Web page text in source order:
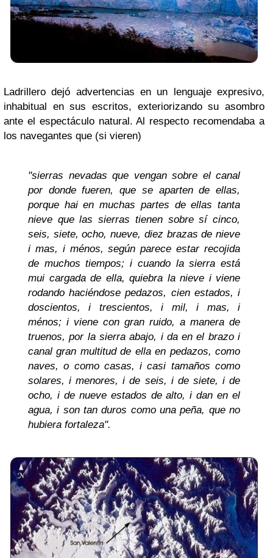
Ladrillero dejó advertencias en un lenguaje expresivo,
inhabitual en sus escritos, exteriorizando su asombro
ante el espectáculo natural. Al respecto recomendaba a
los navegantes que (si vieren)
"sierras nevadas que vengan sobre el canal
por donde fueren, que se aparten de ellas,
porque hai en muchas partes de ellas tanta
nieve que las sierras tienen sobre sí cinco,
seis, siete, ocho, nueve, diez brazas de nieve
i mas, i ménos, según parece estar recojida
de muchos tiempos; i cuando la sierra está
mui cargada de ella, quiebra la nieve i viene
rodando haciéndose pedazos, cien estados, i
doscientos, i trescientos, i mil, i mas, i
ménos; i viene con gran ruido, a manera de
truenos, por la sierra abajo, i da en el brazo i
canal gran multitud de ella en pedazos, como
naves, o como casas, i casi tamaños como
solares, i menores, i de seis, i de siete, i de
ocho, i de nueve estados de alto, i dan en el
agua, i son tan duros como una peña, que no
hubiera fortaleza".